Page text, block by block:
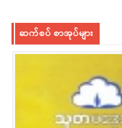
ဆက်စပ် စာအုပ်များ